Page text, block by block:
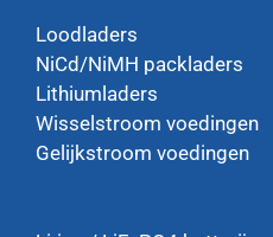
Loodladers
NiCd/NiMH packladers
Lithiumladers
Wisselstroom voedingen
Gelijkstroom voedingen